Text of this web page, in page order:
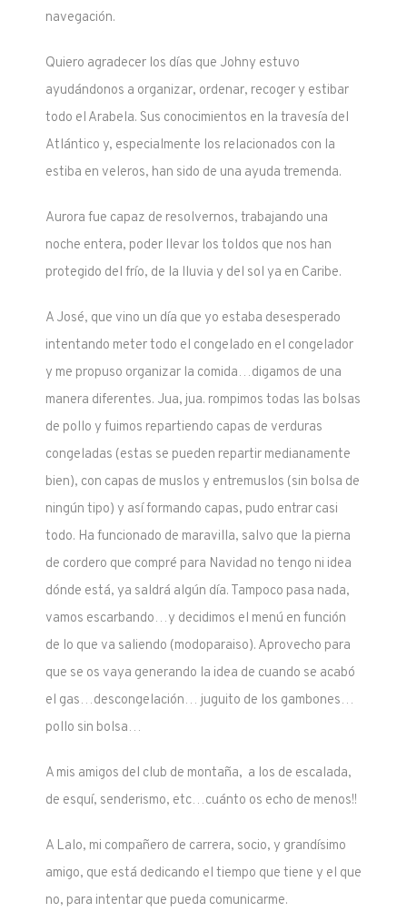
navegación.
Quiero agradecer los días que Johny estuvo
ayudándonos a organizar, ordenar, recoger y estibar
todo el Arabela. Sus conocimientos en la travesía del
Atlántico y, especialmente los relacionados con la
estiba en veleros, han sido de una ayuda tremenda.
Aurora fue capaz de resolvernos, trabajando una
noche entera, poder llevar los toldos que nos han
protegido del frío, de la lluvia y del sol ya en Caribe.
A José, que vino un día que yo estaba desesperado
intentando meter todo el congelado en el congelador
y me propuso organizar la comida…digamos de una
manera diferentes. Jua, jua. rompimos todas las bolsas
de pollo y fuimos repartiendo capas de verduras
congeladas (estas se pueden repartir medianamente
bien), con capas de muslos y entremuslos (sin bolsa de
ningún tipo) y así formando capas, pudo entrar casi
todo. Ha funcionado de maravilla, salvo que la pierna
de cordero que compré para Navidad no tengo ni idea
dónde está, ya saldrá algún día. Tampoco pasa nada,
vamos escarbando…y decidimos el menú en función
de lo que va saliendo (modoparaiso). Aprovecho para
que se os vaya generando la idea de cuando se acabó
el gas…descongelación… juguito de los gambones…
pollo sin bolsa…
A mis amigos del club de montaña, a los de escalada,
de esquí, senderismo, etc…cuánto os echo de menos!!
A Lalo, mi compañero de carrera, socio, y grandísimo
amigo, que está dedicando el tiempo que tiene y el que
no, para intentar que pueda comunicarme.